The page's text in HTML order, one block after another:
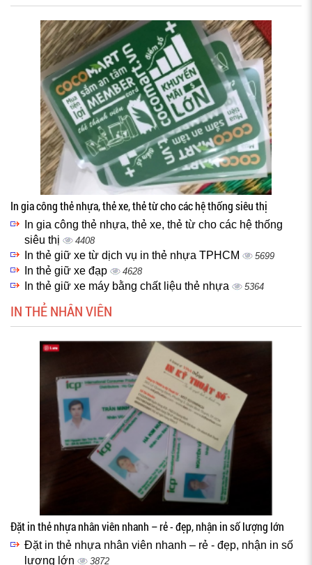
In gia công thẻ nhựa, thẻ xe, thẻ từ cho các hệ thống siêu thị
In gia công thẻ nhựa, thẻ xe, thẻ từ cho các hệ thống
siêu thị
4408
In thẻ giữ xe từ dịch vụ in thẻ nhựa TPHCM 5699
In thẻ giữ xe đạp 4628
In thẻ giữ xe máy bằng chất liệu thẻ nhựa 5364
IN THẺ NHÂN VIÊN
Đặt in thẻ nhựa nhân viên nhanh – rẻ - đẹp, nhận in số lượng lớn
Đặt in thẻ nhựa nhân viên nhanh – rẻ - đẹp, nhận in số
lượng lớn
3872